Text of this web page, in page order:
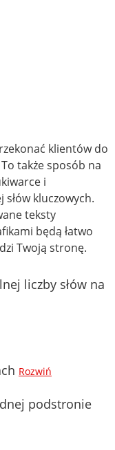
klientów do
także sposób na
i
kluczowych.
teksty
będą łatwo
Twoją stronę.
liczby słów na
Rozwiń
podstronie